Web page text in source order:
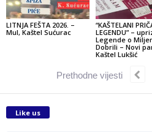
LITNJA FEŠTA 2026. –
Mul, Kaštel Sućurac
“KAŠTELANI
LEGENDU” –
Legende o
Dobrili – Novi
Kaštel Lukšić
Prethodne vijesti
Like us